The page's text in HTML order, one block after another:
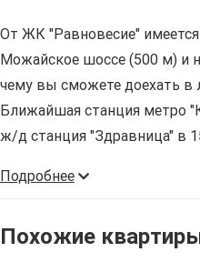
От ЖК "Равновесие"
Можайское шоссе (500 м) и
чему вы сможете доехать в
Ближайшая станция метро
ж/д станция "Здравница" в
Подробнее
Похожие